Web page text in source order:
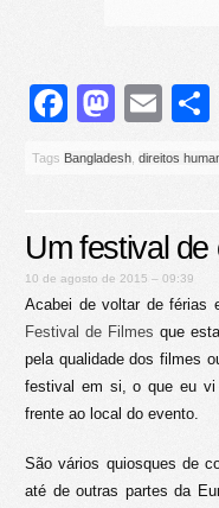
Facebook
Tags Bangladesh, direitos
Um festival
10 de agosto de 2015 – 09:39
Acabei de voltar de férias
Festival de Filmes que
pela qualidade dos filmes
festival em si, o que eu vi
frente ao local do evento.
São vários quiosques de
até de outras partes da